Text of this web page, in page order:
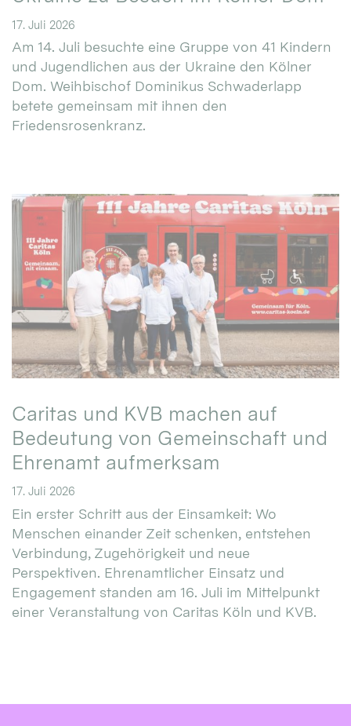
17. Juli 2026
Am 14. Juli besuchte eine Gruppe von 41 Kindern
und Jugendlichen aus der Ukraine den Kölner
Dom. Weihbischof Dominikus Schwaderlapp
betete gemeinsam mit ihnen den
Friedensrosenkranz.
Caritas und KVB machen auf
Bedeutung von Gemeinschaft und
Ehrenamt aufmerksam
17. Juli 2026
Ein erster Schritt aus der Einsamkeit: Wo
Menschen einander Zeit schenken, entstehen
Verbindung, Zugehörigkeit und neue
Perspektiven. Ehrenamtlicher Einsatz und
Engagement standen am 16. Juli im Mittelpunkt
einer Veranstaltung von Caritas Köln und KVB.